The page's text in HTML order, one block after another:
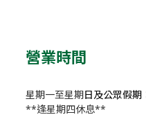
營業時間
星期一至星期日及公眾假期
**逢星期四休息**